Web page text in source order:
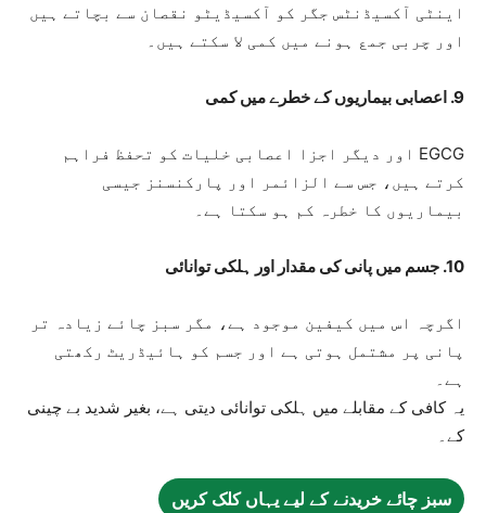
اینٹی آکسیڈنٹس جگر کو آکسیڈیٹو نقصان سے بچاتے ہیں
اور چربی جمع ہونے میں کمی لا سکتے ہیں۔
9. اعصابی بیماریوں کے خطرے میں کمی
EGCG اور دیگر اجزا اعصابی خلیات کو تحفظ فراہم
کرتے ہیں، جس سے الزائمر اور پارکنسنز جیسی
بیماریوں کا خطرہ کم ہو سکتا ہے۔
10. جسم میں پانی کی مقدار اور ہلکی توانائی
اگرچہ اس میں کیفین موجود ہے، مگر سبز چائے زیادہ تر
پانی پر مشتمل ہوتی ہے اور جسم کو ہائیڈریٹ رکھتی
ہے۔
یہ کافی کے مقابلے میں ہلکی توانائی دیتی ہے، بغیر شدید بے چینی
کے۔
سبز چائے خریدنے کے لیے یہاں کلک کریں